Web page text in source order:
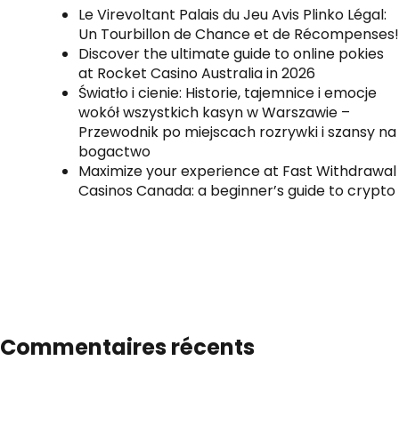
Le Virevoltant Palais du Jeu Avis Plinko Légal:
Un Tourbillon de Chance et de Récompenses!
Discover the ultimate guide to online pokies
at Rocket Casino Australia in 2026
Światło i cienie: Historie, tajemnice i emocje
wokół wszystkich kasyn w Warszawie –
Przewodnik po miejscach rozrywki i szansy na
bogactwo
Maximize your experience at Fast Withdrawal
Casinos Canada: a beginner’s guide to crypto
Commentaires récents